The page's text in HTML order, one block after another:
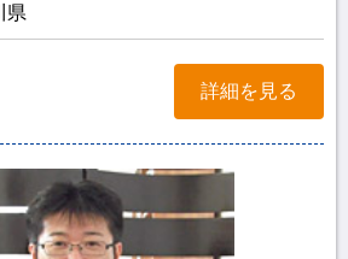
県
詳細を見る